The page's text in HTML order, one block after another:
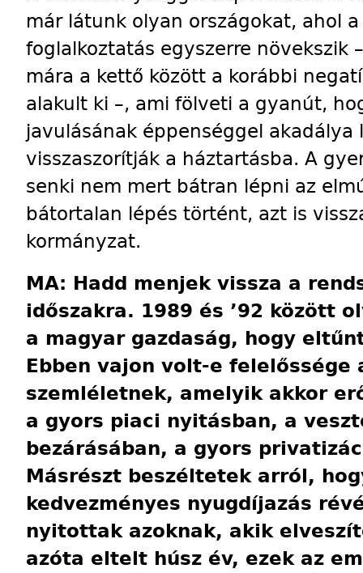
már látunk olyan országokat, ahol
foglalkoztatás egyszerre növekszik
mára a kettő között a korábbi
alakult ki –, ami fölveti a gyanút,
javulásának éppenséggel
visszaszorítják a háztartásba. A
senki nem mert bátran lépni az
bátortalan lépés történt, azt is
kormányzat.
MA: Hadd menjek vissza a
időszakra. 1989 és ’92 között
a magyar gazdaság, hogy
Ebben vajon volt-e felelőssége
szemléletnek, amelyik akkor
a gyors piaci nyitásban, a
bezárásában, a gyors
Másrészt beszéltetek arról,
kedvezményes nyugdíjazás
nyitottak azoknak, akik
azóta eltelt húsz év, ezek az